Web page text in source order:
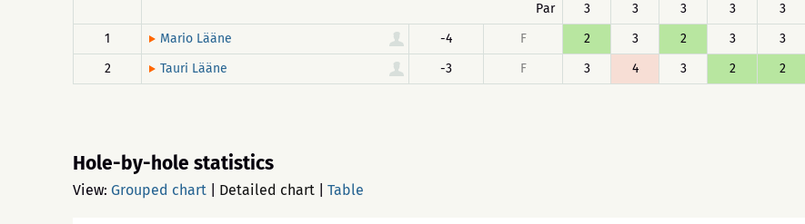
Par
3 3 3 3 3
1
Mario Lääne -4 F 2 3 2 3 3
2
Tauri Lääne -3 F 3 4 3 2 2
Hole-by-hole statistics
View: Grouped chart Detailed chart Table